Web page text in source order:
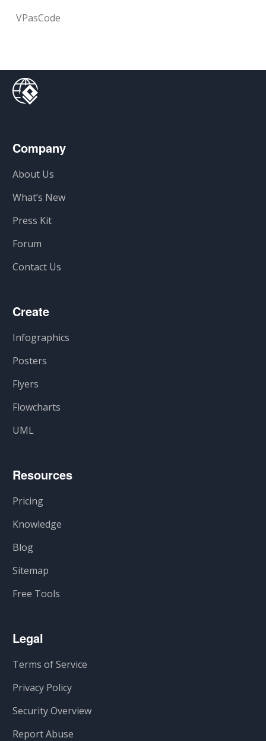
VPasCode
Company
About Us
What’s New
Press Kit
Forum
Contact Us
Create
Infographics
Posters
Flyers
Flowcharts
UML
Resources
Pricing
Knowledge
Blog
Sitemap
Free Tools
Legal
Terms of Service
Privacy Policy
Security Overview
Report Abuse